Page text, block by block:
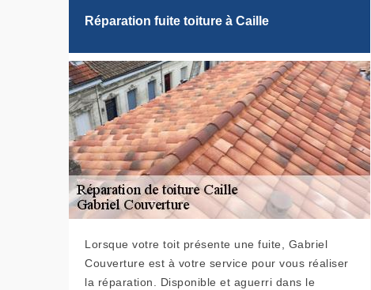
Réparation fuite toiture à Caille
Lorsque votre toit présente une fuite, Gabriel
Couverture est à votre service pour vous réaliser
la réparation. Disponible et aguerri dans le